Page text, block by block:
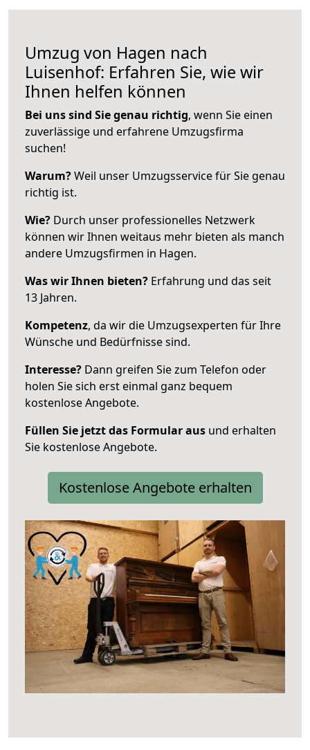
Umzug von Hagen nach
Luisenhof: Erfahren Sie, wie wir
Ihnen helfen können
Bei uns sind Sie genau richtig, wenn Sie einen
zuverlässige und erfahrene Umzugsfirma
suchen!
Warum?Weil unser Umzugsservice für Sie genau
richtig ist.
Wie? Durch unser professionelles Netzwerk
können wir Ihnen weitaus mehr bieten als manch
andere Umzugsfirmen in Hagen.
Was wir Ihnen bieten? Erfahrung und das seit
13 Jahren.
Kompetenz, da wir die Umzugsexperten für Ihre
Wünsche und Bedürfnisse sind.
Interesse? Dann greifen Sie zum Telefon oder
holen Sie sich erst einmal ganz bequem
kostenlose Angebote.
Füllen Sie jetzt das Formular aus und erhalten
Sie kostenlose Angebote.
Kostenlose Angebote erhalten